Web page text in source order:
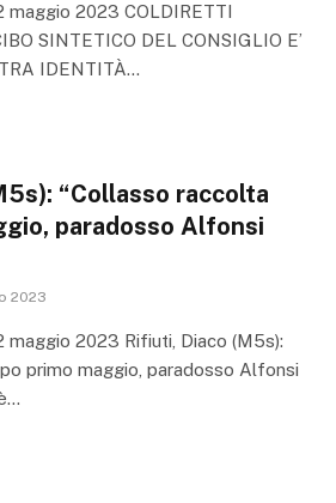
maggio 2023 COLDIRETTI
SINTETICO DEL CONSIGLIO E’
IDENTITÀ…
“Collasso raccolta
paradosso Alfonsi
2023
maggio 2023 Rifiuti, Diaco (M5s):
primo maggio, paradosso Alfonsi